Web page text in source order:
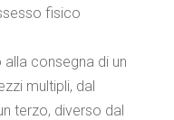
fisico
consegna di un
multipli, dal
terzo, diverso dal